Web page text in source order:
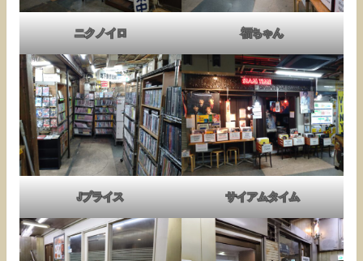
ニクノイロ 福ちゃん
Jプライス サイアムタイム